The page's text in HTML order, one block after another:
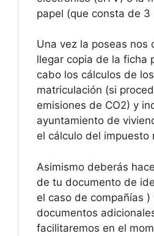
papel (que consta de 3
Una vez la poseas nos
llegar copia de la ficha
cabo los cálculos de
matriculación (si
emisiones de CO2) y
ayuntamiento de
el cálculo del impuesto
Asimismo deberás
de tu documento de
el caso de compañías
documentos
facilitaremos en el